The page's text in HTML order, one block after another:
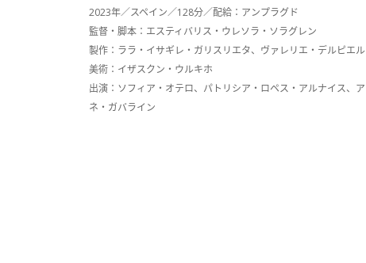
2023年／スペイン／128分／配給：アンプラグド
監督・脚本：エスティバリス・ウレソラ・ソラグレン
製作：ララ・イサギレ・ガリスリエタ、ヴァレリエ・デルピエル
美術：イザスクン・ウルキホ
出演：ソフィア・オテロ、パトリシア・ロペス・アルナイス、ア
ネ・ガバライン